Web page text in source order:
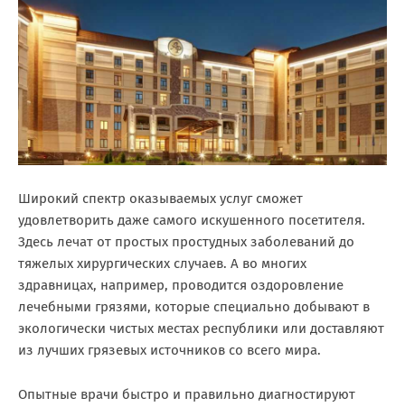
Широкий спектр оказываемых услуг сможет
удовлетворить даже самого искушенного посетителя.
Здесь лечат от простых простудных заболеваний до
тяжелых хирургических случаев. А во многих
здравницах, например, проводится оздоровление
лечебными грязями, которые специально добывают в
экологически чистых местах республики или доставляют
из лучших грязевых источников со всего мира.
Опытные врачи быстро и правильно диагностируют